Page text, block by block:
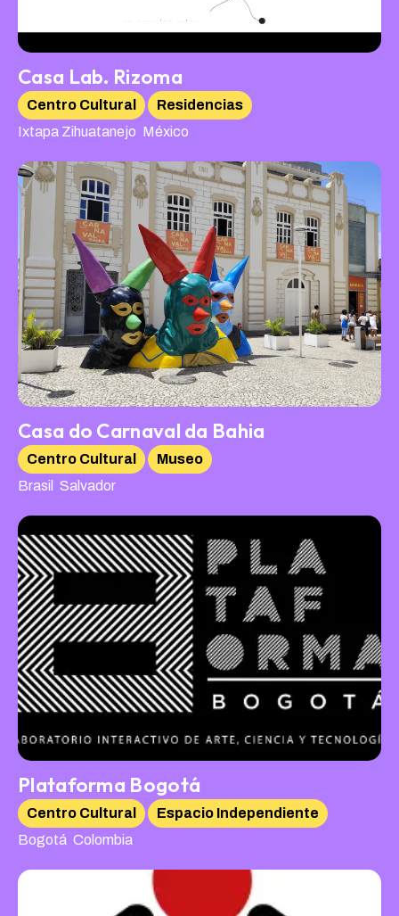
Casa Lab. Rizoma
Centro Cultural
Residencias
Ixtapa Zihuatanejo México
Casa do Carnaval da Bahia
Centro Cultural
Museo
Brasil
Salvador
Plataforma Bogotá
Centro Cultural
Espacio Independiente
Bogotá Colombia